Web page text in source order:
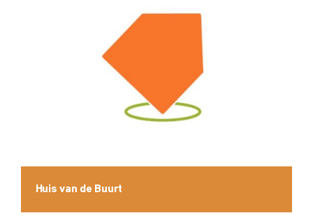
Huis van de Buurt